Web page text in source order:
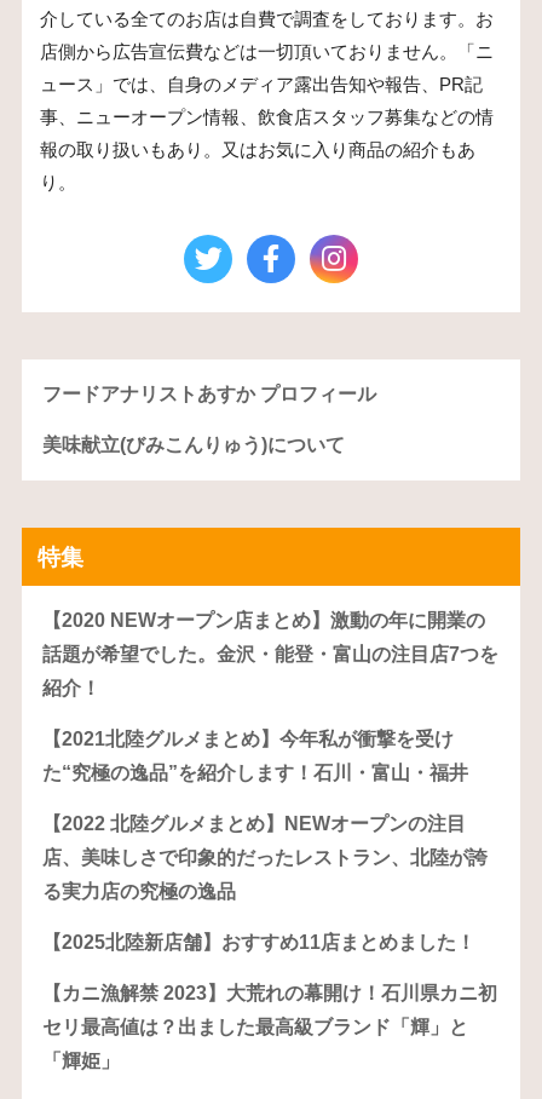
介している全てのお店は自費で調査をしております。お
店側から広告宣伝費などは一切頂いておりません。「ニ
ュース」では、自身のメディア露出告知や報告、PR記
事、ニューオープン情報、飲食店スタッフ募集などの情
報の取り扱いもあり。又はお気に入り商品の紹介もあ
り。
フードアナリストあすか プロフィール
美味献立(びみこんりゅう)について
特集
【2020 NEWオープン店まとめ】激動の年に開業の
話題が希望でした。金沢・能登・富山の注目店7つを
紹介！
【2021北陸グルメまとめ】今年私が衝撃を受け
た“究極の逸品”を紹介します！石川・富山・福井
【2022 北陸グルメまとめ】NEWオープンの注目
店、美味しさで印象的だったレストラン、北陸が誇
る実力店の究極の逸品
【2025北陸新店舗】おすすめ11店まとめました！
【カニ漁解禁 2023】大荒れの幕開け！石川県カニ初
セリ最高値は？出ました最高級ブランド「輝」と
「輝姫」